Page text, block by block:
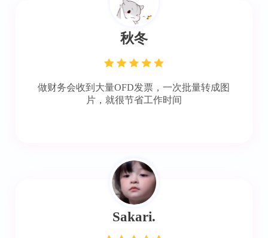
秋冬
做财务会收到大量OFD发票，一次批量转成图
片，就很节省工作时间
Sakari.